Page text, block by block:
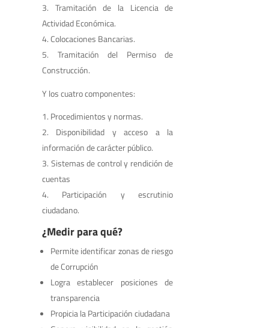
Tramitación de la Licencia de
Actividad Económica.
Colocaciones Bancarias.
Tramitación del Permiso de
Construcción.
Y los cuatro componentes:
Procedimientos y normas.
Disponibilidad y acceso a la
información de carácter público.
Sistemas de control y rendición de
cuentas
Participación y escrutinio
ciudadano.
¿Medir para qué?
Permite identificar zonas de riesgo
de Corrupción
Logra establecer posiciones de
transparencia
Propicia la Participación ciudadana